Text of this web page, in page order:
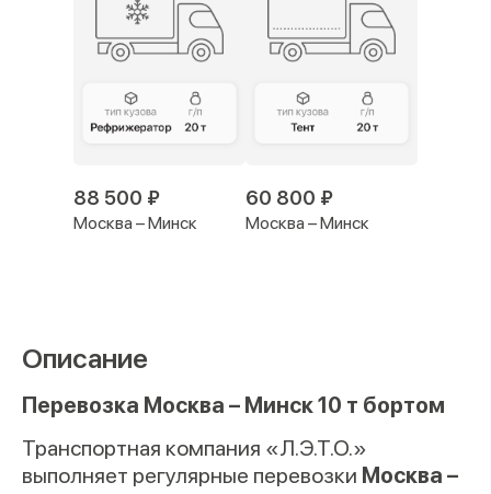
88 500 ₽
Москва – Минск
60 800 ₽
Москва – Минск
Описание
Перевозка Москва – Минск 10 т бортом
Транспортная компания «Л.Э.Т.О.»
выполняет регулярные перевозки Москва –